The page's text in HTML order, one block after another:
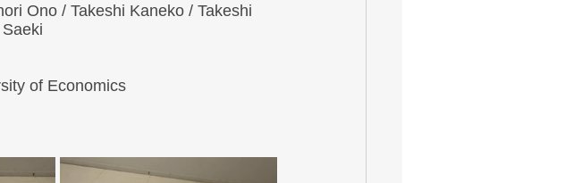
Ono / Takeshi Kaneko / Takeshi
of Economics